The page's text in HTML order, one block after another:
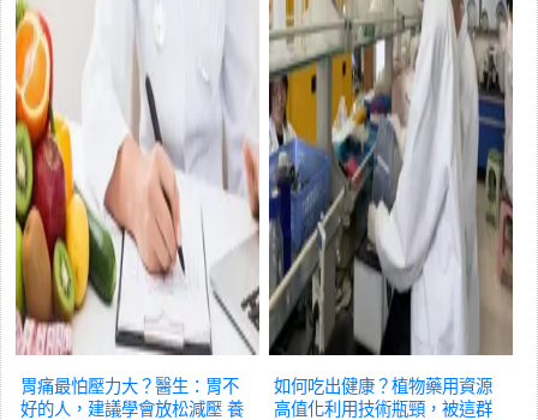
胃痛最怕壓力大？醫生：胃不
好的人，建議學會放松減壓 養
如何吃出健康？植物藥用資源
高值化利用技術瓶頸，被這群